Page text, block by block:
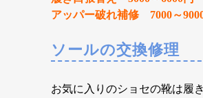
アッパー破れ補修 7000～
ソールの交換修理
お気に入りのショセの靴は履